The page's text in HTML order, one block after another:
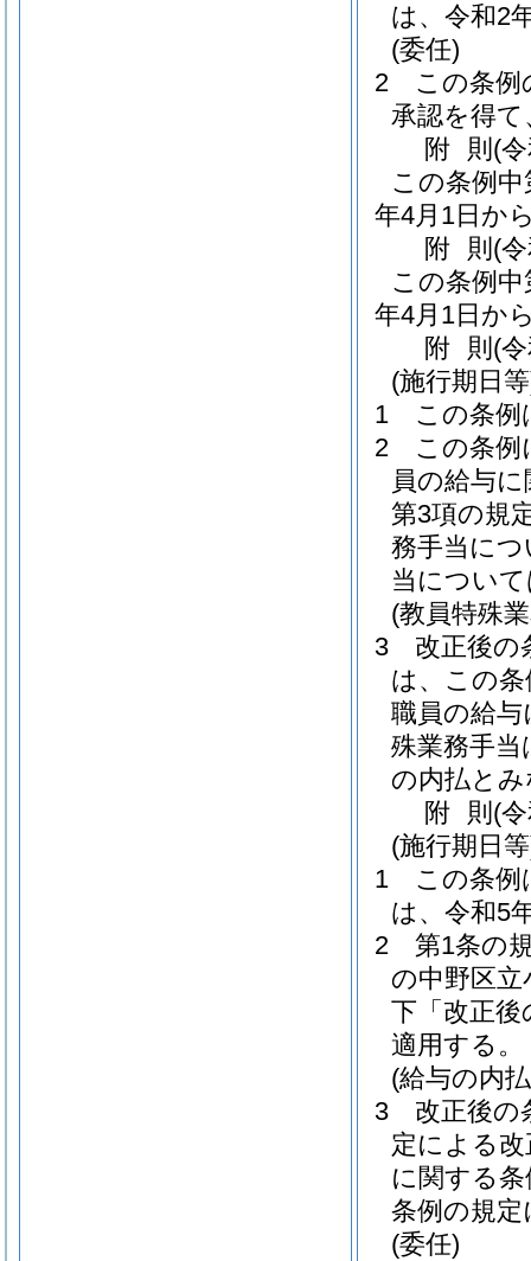
は、令和2
(委任)
2
この条例
承認を得
附 則 (
この条例
年4月1日か
附 則 (
この条例
年4月1日か
附 則 (
(施行期日
1
この条例
2
この条例
員の給与
第3項の規
務手当に
当につい
(教員特殊
3
改正後の
は、この
職員の給
殊業務手当
の内払と
附 則 (
(施行期日
1
この条例
は、令和5
2
第1条の
の中野区立
下「改正
適用する。
(給与の内
3
改正後の
定による
に関する
条例の規
(委任)